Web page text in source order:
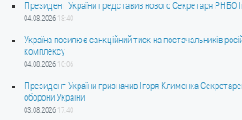
Публічні закупівлі
ДЕРЖАВНИЙ РЕЄСТР САНКЦІЙ
Президент України представив нового Секретаря РНБО
04.08.2026 18:40
Україна посилює санкційний тиск на постачальників
комплексу
04.08.2026 10:06
Президент України призначив Ігоря Клименка
оборони України
03.08.2026 17:40